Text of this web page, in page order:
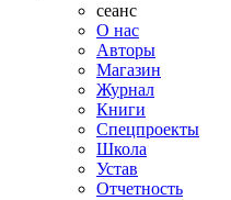
сеанс
О нас
Авторы
Магазин
Журнал
Книги
Спецпроекты
Школа
Устав
Отчетность